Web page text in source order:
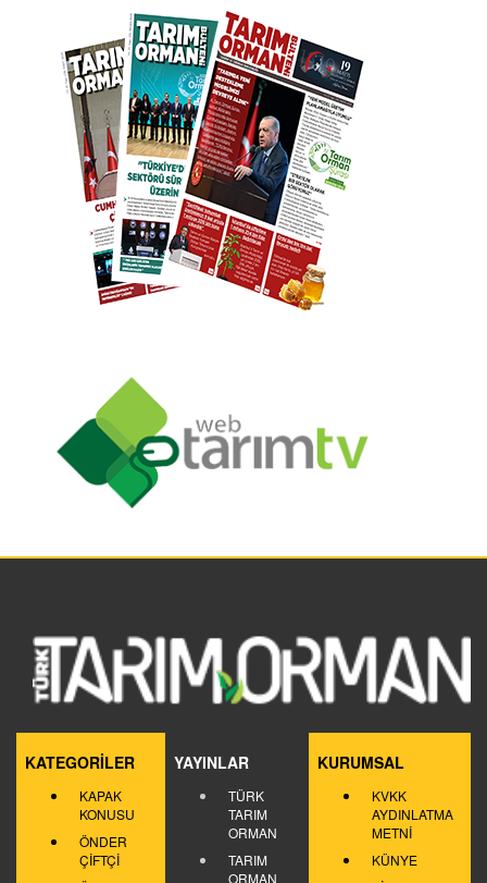
KATEGORİLER
KAPAK
KONUSU
ÖNDER
ÇİFTÇİ
YAYINLAR
TÜRK
TARIM
ORMAN
TARIM
ORMAN
KURUMSAL
KVKK
AYDINLATMA
METNİ
KÜNYE